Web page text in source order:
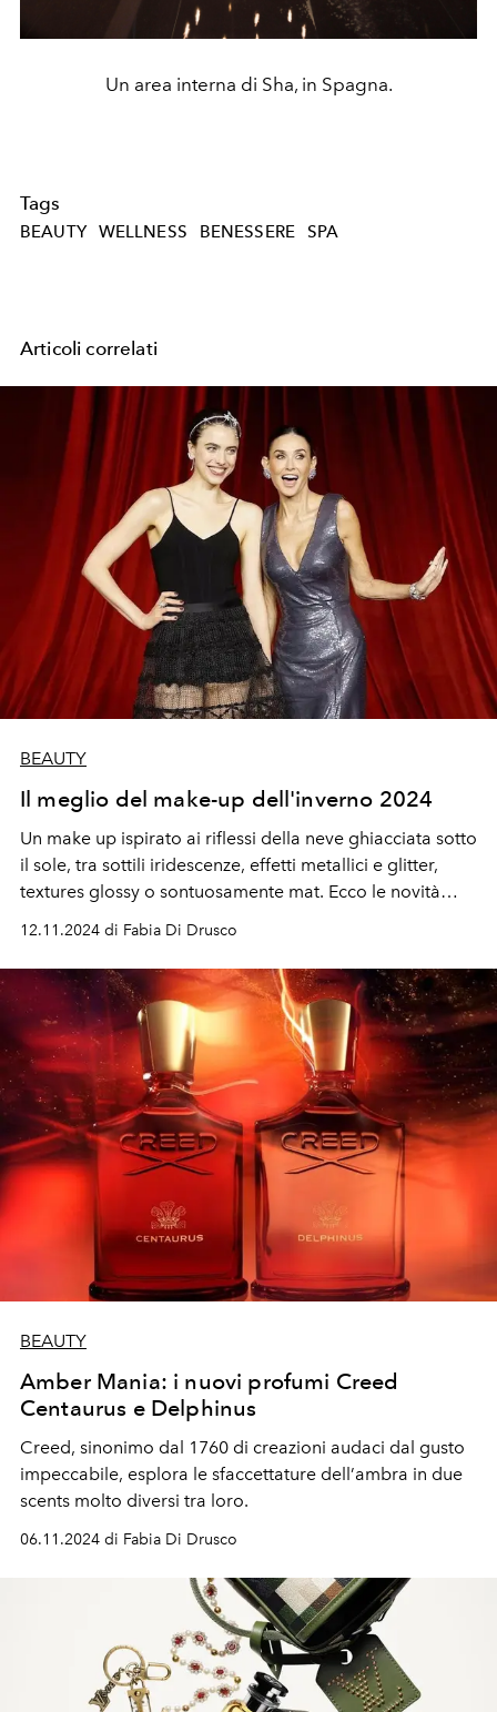
Un area interna di Sha, in Spagna.
Tags
BEAUTY WELLNESS BENESSERE SPA
Articoli correlati
BEAUTY
Il meglio del make-up dell'inverno 2024
Un make up ispirato ai riflessi della neve ghiacciata sotto
il sole, tra sottili iridescenze, effetti metallici e glitter,
textures glossy o sontuosamente mat. Ecco le novità
12.11.2024 di Fabia Di Drusco
BEAUTY
Amber Mania: i nuovi profumi Creed
Centaurus e Delphinus
Creed, sinonimo dal 1760 di creazioni audaci dal gusto
impeccabile, esplora le sfaccettature dell’ambra in due
scents molto diversi tra loro.
06.11.2024 di Fabia Di Drusco